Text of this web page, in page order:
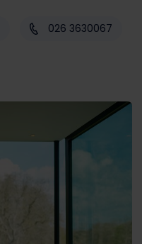
026 3630067